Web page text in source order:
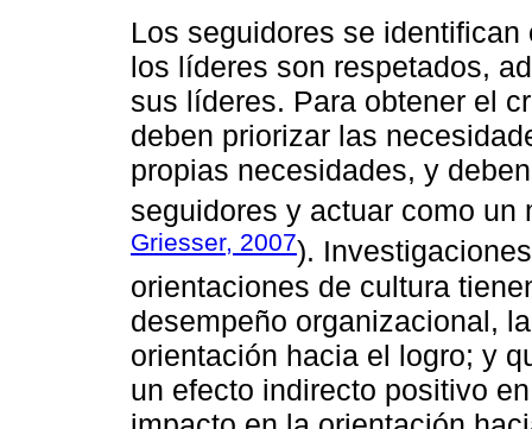
Los seguidores se
los líderes son respetados,
sus líderes. Para obtener el
deben priorizar las
propias necesidades, y
seguidores y actuar como un
Griesser, 2007).
orientaciones de cultura
desempeño organizacional,
orientación hacia el logro; y
un efecto indirecto positivo